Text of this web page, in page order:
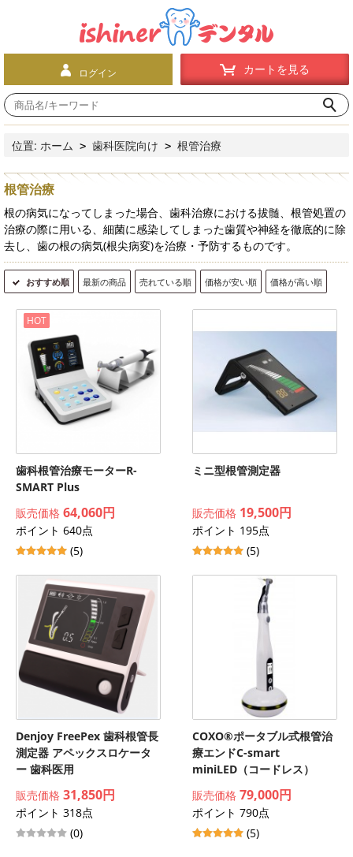
ログイン カートを見る
位置: ホーム > 歯科医院向け > 根管治療
根管治療
根の病気になってしまった場合、歯科治療における拔髄、根管処置の
治療の際に用いる、細菌に感染してしまった歯質や神経を徹底的に除
去し、歯の根の病気(根尖病変)を治療・予防するものです。
おすすめ順 最新の商品 売れている順 価格が安い順 価格が高い順
HOT
歯科根管治療モーターR-
SMART Plus
販売価格 64,060円
ポイント 640点
(5)
ミニ型根管測定器
販売価格 19,500円
ポイント 195点
(5)
Denjoy FreePex 歯科根管長
測定器 アペックスロケータ
ー 歯科医用
販売価格 31,850円
ポイント 318点
(0)
COXO®ポータブル式根管治
療エンドC-smart
miniLED（コードレス）
販売価格 79,000円
ポイント 790点
(5)